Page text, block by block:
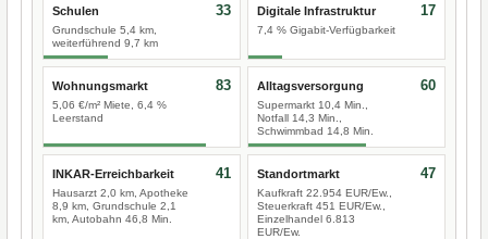
Schulen
Grundschule 5,4 km,
weiterführend 9,7 km
33 Digitale Infrastruktur
7,4 % Gigabit-Verfügbarkeit
17
Wohnungsmarkt
5,06 €/m² Miete, 6,4 %
Leerstand
83 Alltagsversorgung
Supermarkt 10,4 Min.,
Notfall 14,3 Min.,
Schwimmbad 14,8 Min.
60
INKAR-Erreichbarkeit
Hausarzt 2,0 km, Apotheke
8,9 km, Grundschule 2,1
km, Autobahn 46,8 Min.
41 Standortmarkt
Kaufkraft 22.954 EUR/Ew.,
Steuerkraft 451 EUR/Ew.,
Einzelhandel 6.813
EUR/Ew.
47